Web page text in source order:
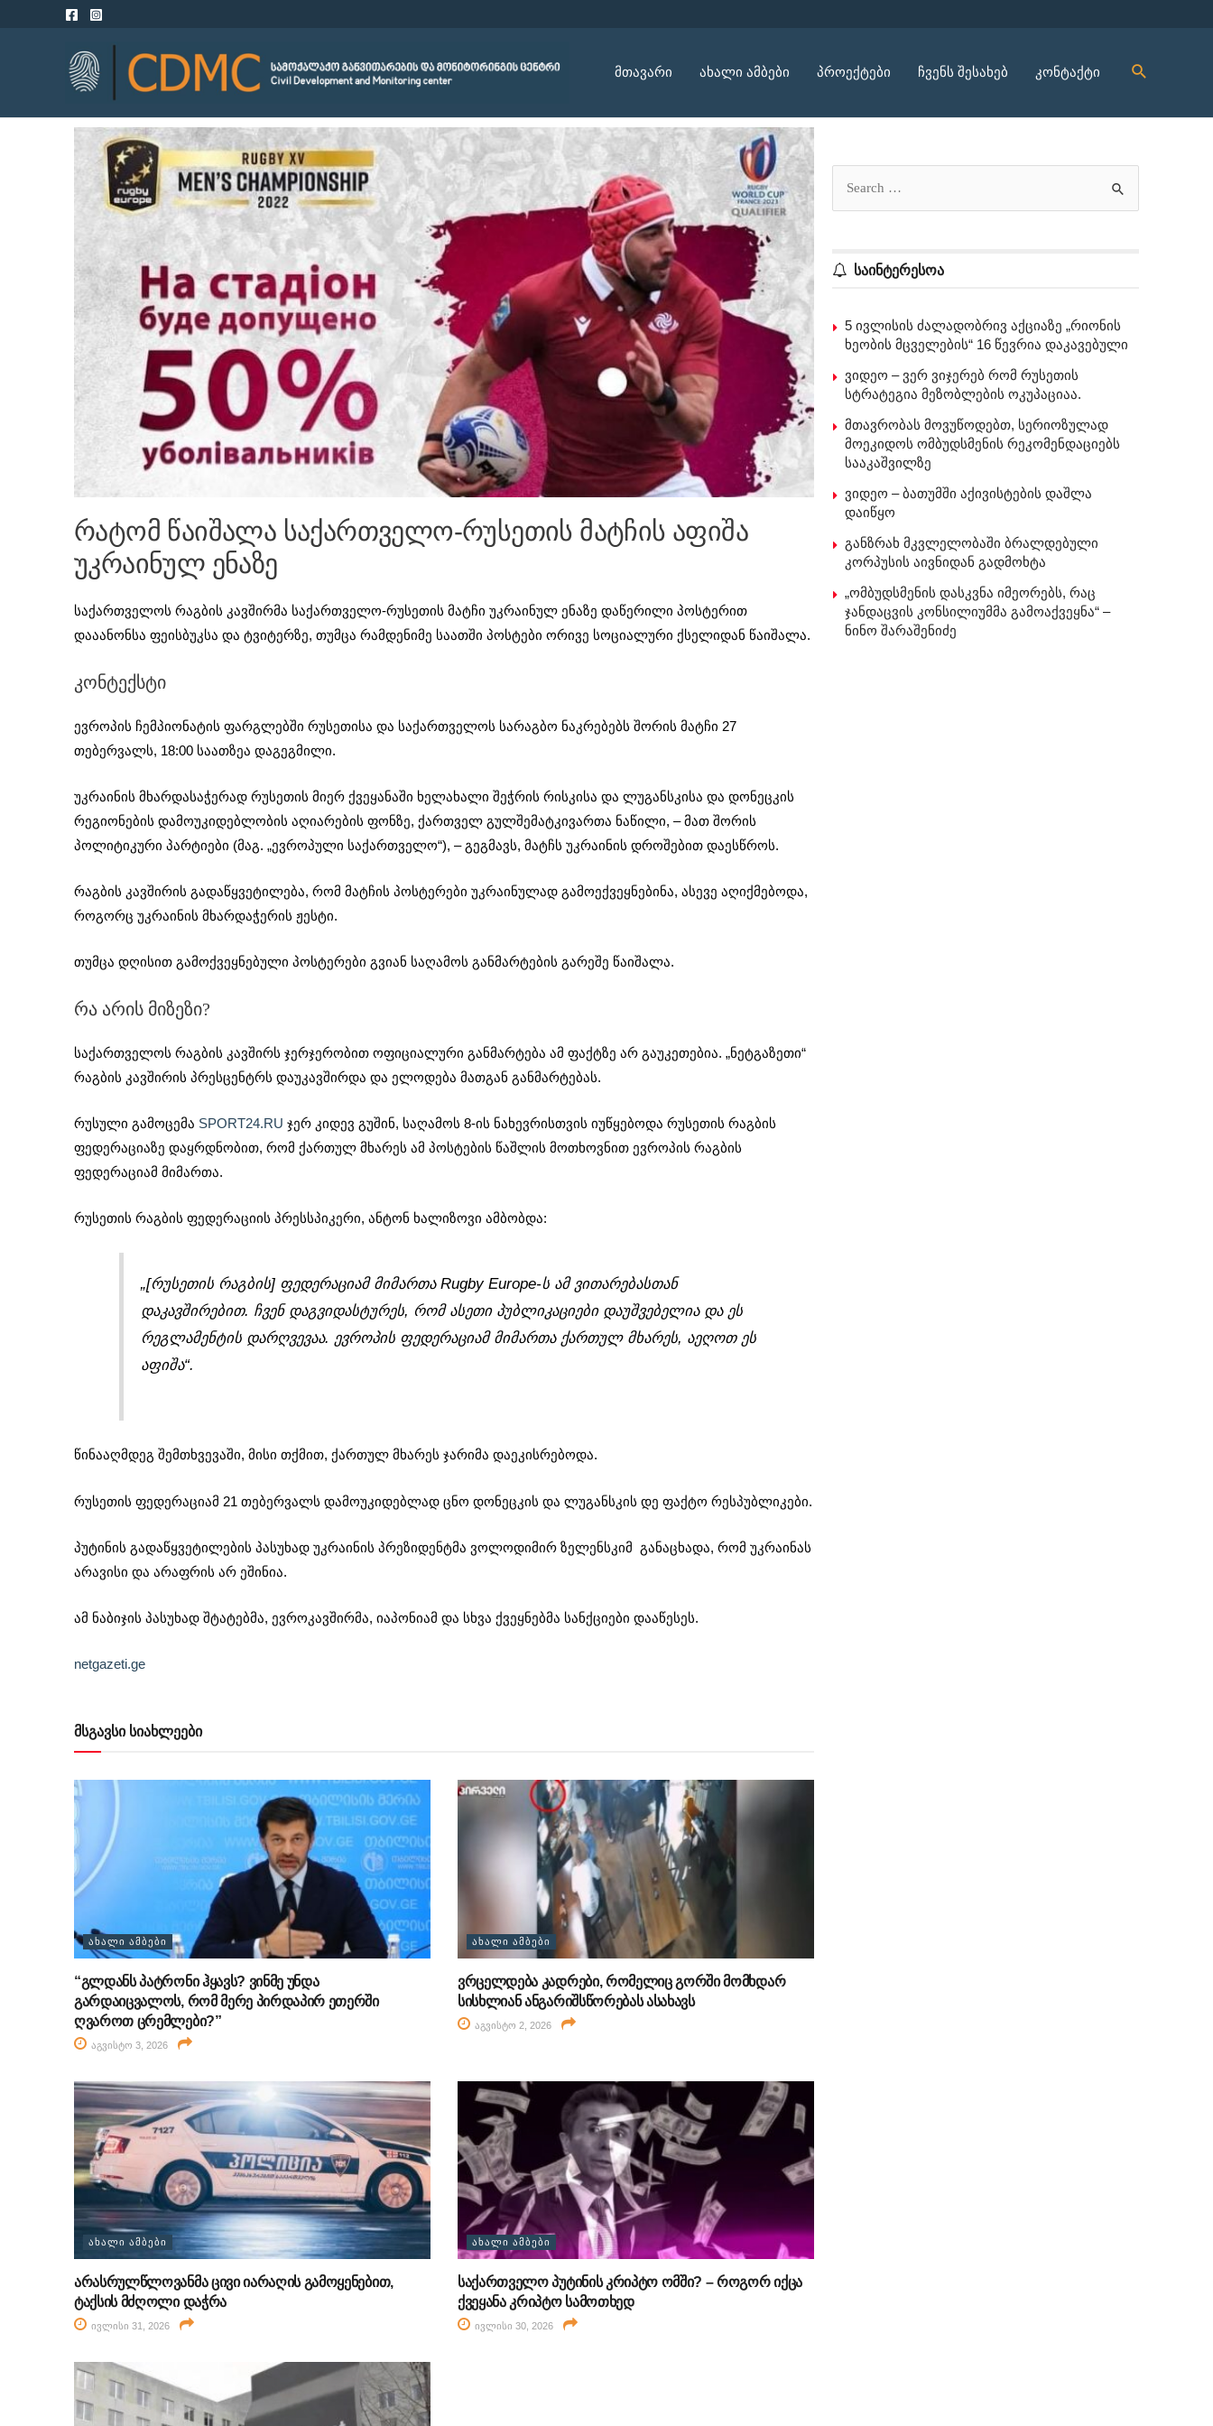
მთავარი ახალი ამბები პროექტები ჩვენს შესახებ კონტაქტი
რატომ წაიშალა საქართველო-რუსეთის მატჩის აფიშა
უკრაინულ ენაზე
საქართველოს რაგბის კავშირმა საქართველო-რუსეთის მატჩი უკრაინულ ენაზე დაწერილი პოსტერით
დააანონსა ფეისბუკსა და ტვიტერზე, თუმცა რამდენიმე საათში პოსტები ორივე სოციალური ქსელიდან წაიშალა.
კონტექსტი
ევროპის ჩემპიონატის ფარგლებში რუსეთისა და საქართველოს სარაგბო ნაკრებებს შორის მატჩი 27
თებერვალს, 18:00 საათზეა დაგეგმილი.
უკრაინის მხარდასაჭერად რუსეთის მიერ ქვეყანაში ხელახალი შეჭრის რისკისა და ლუგანსკისა და დონეცკის
რეგიონების დამოუკიდებლობის აღიარების ფონზე, ქართველ გულშემატკივართა ნაწილი, – მათ შორის
პოლიტიკური პარტიები (მაგ. „ევროპული საქართველო“), – გეგმავს, მატჩს უკრაინის დროშებით დაესწროს.
რაგბის კავშირის გადაწყვეტილება, რომ მატჩის პოსტერები უკრაინულად გამოექვეყნებინა, ასევე აღიქმებოდა,
როგორც უკრაინის მხარდაჭერის ჟესტი.
თუმცა დღისით გამოქვეყნებული პოსტერები გვიან საღამოს განმარტების გარეშე წაიშალა.
რა არის მიზეზი?
საქართველოს რაგბის კავშირს ჯერჯერობით ოფიციალური განმარტება ამ ფაქტზე არ გაუკეთებია. „ნეტგაზეთი“
რაგბის კავშირის პრესცენტრს დაუკავშირდა და ელოდება მათგან განმარტებას.
რუსული გამოცემა SPORT24.RU ჯერ კიდევ გუშინ, საღამოს 8-ის ნახევრისთვის იუწყებოდა რუსეთის რაგბის
ფედერაციაზე დაყრდნობით, რომ ქართულ მხარეს ამ პოსტების წაშლის მოთხოვნით ევროპის რაგბის
ფედერაციამ მიმართა.
რუსეთის რაგბის ფედერაციის პრესსპიკერი, ანტონ ხალიზოვი ამბობდა:
„[რუსეთის რაგბის] ფედერაციამ მიმართა Rugby Europe-ს ამ ვითარებასთან
დაკავშირებით. ჩვენ დაგვიდასტურეს, რომ ასეთი პუბლიკაციები დაუშვებელია და ეს
რეგლამენტის დარღვევაა. ევროპის ფედერაციამ მიმართა ქართულ მხარეს, აეღოთ ეს
აფიშა“.
წინააღმდეგ შემთხვევაში, მისი თქმით, ქართულ მხარეს ჯარიმა დაეკისრებოდა.
რუსეთის ფედერაციამ 21 თებერვალს დამოუკიდებლად ცნო დონეცკის და ლუგანსკის დე ფაქტო რესპუბლიკები.
პუტინის გადაწყვეტილების პასუხად უკრაინის პრეზიდენტმა ვოლოდიმირ ზელენსკიმ განაცხადა, რომ უკრაინას
არავისი და არაფრის არ ეშინია.
ამ ნაბიჯის პასუხად შტატებმა, ევროკავშირმა, იაპონიამ და სხვა ქვეყნებმა სანქციები დააწესეს.
netgazeti.ge
მსგავსი სიახლეები
ᲐᲮᲐᲚᲘ ᲐᲛᲑᲔᲑᲘ
“გლდანს პატრონი ჰყავს? ვინმე უნდა
გარდაიცვალოს, რომ მერე პირდაპირ ეთერში
ღვაროთ ცრემლები?”
აგვისტო 3, 2026
ᲐᲮᲐᲚᲘ ᲐᲛᲑᲔᲑᲘ
ვრცელდება კადრები, რომელიც გორში მომხდარ
სისხლიან ანგარიშსწორებას ასახავს
აგვისტო 2, 2026
ᲐᲮᲐᲚᲘ ᲐᲛᲑᲔᲑᲘ
არასრულწლოვანმა ცივი იარაღის გამოყენებით,
ტაქსის მძღოლი დაჭრა
ივლისი 31, 2026
ᲐᲮᲐᲚᲘ ᲐᲛᲑᲔᲑᲘ
საქართველო პუტინის კრიპტო ომში? – როგორ იქცა
ქვეყანა კრიპტო სამოთხედ
ივლისი 30, 2026
საინტერესოა
5 ივლისის ძალადობრივ აქციაზე „რიონის
ხეობის მცველების“ 16 წევრია დაკავებული
ვიდეო – ვერ ვიჯერებ რომ რუსეთის
სტრატეგია მეზობლების ოკუპაციაა.
მთავრობას მოვუწოდებთ, სერიოზულად
მოეკიდოს ომბუდსმენის რეკომენდაციებს
სააკაშვილზე
ვიდეო – ბათუმში აქივისტების დაშლა
დაიწყო
განზრახ მკვლელობაში ბრალდებული
კორპუსის აივნიდან გადმოხტა
„ომბუდსმენის დასკვნა იმეორებს, რაც
ჯანდაცვის კონსილიუმმა გამოაქვეყნა“ –
ნინო შარაშენიძე